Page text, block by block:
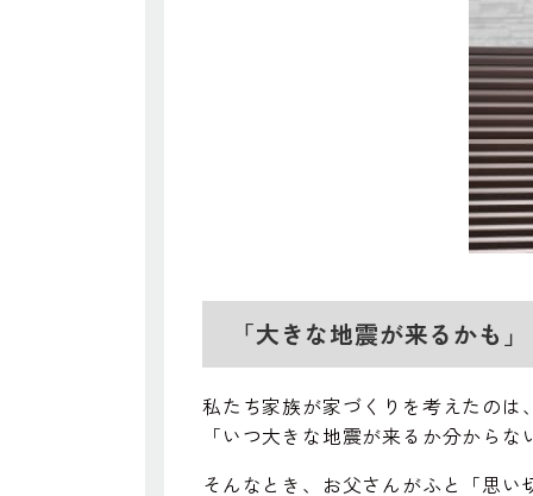
「大きな地震が来るかも」
私たち家族が家づくりを考えたの
「いつ大きな地震が来るか分から
そんなとき、お父さんがふと「思